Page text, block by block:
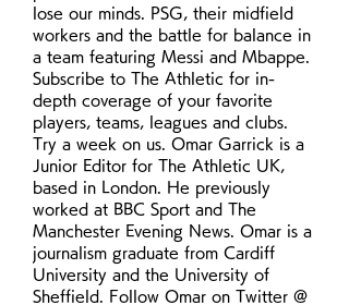
lose our minds. PSG, their midfield
workers and the battle for balance in
a team featuring Messi and Mbappe.
Subscribe to The Athletic for in-
depth coverage of your favorite
players, teams, leagues and clubs.
Try a week on us. Omar Garrick is a
Junior Editor for The Athletic UK,
based in London. He previously
worked at BBC Sport and The
Manchester Evening News. Omar is a
journalism graduate from Cardiff
University and the University of
Sheffield. Follow Omar on Twitter @